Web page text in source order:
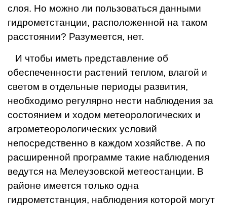
слоя. Но можно ли пользовать­ся данными
гидрометстанции, расположенной на таком
расстоянии? Разумеется, нет.
И чтобы иметь пред­ставление об
обеспеченности растений теплом, влагой и
светом в от­дельные периоды разви­тия,
необходимо регуляр­но нести наблюдения за
состоянием и ходом ме­теорологических и
агрометеорологических усло­вий
непосредственно в каждом хозяйстве. А по
расширенной программе такие наблюдения
ведутся на Мелеузовской метео­станции. В
районе имеет­ся только одна
гидрометстанция, наблюдения ко­торой могут